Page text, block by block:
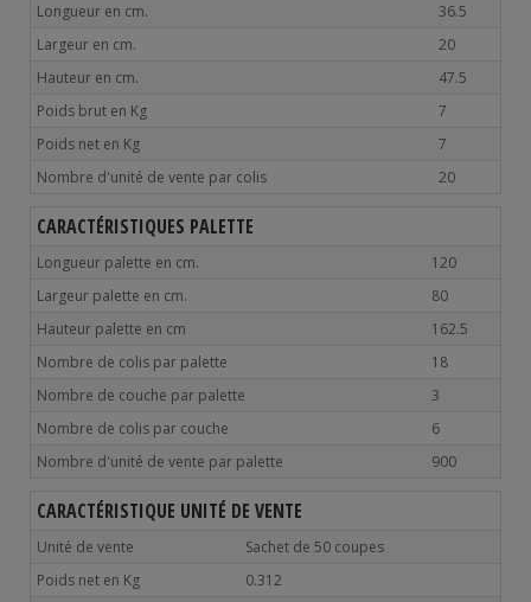
Longueur en cm.
36.5
Largeur en cm.
20
Hauteur en cm.
47.5
Poids brut en Kg
7
Poids net en Kg
7
Nombre d'unité de vente par colis
20
CARACTÉRISTIQUES PALETTE
Longueur palette en cm.
120
Largeur palette en cm.
80
Hauteur palette en cm
162.5
Nombre de colis par palette
18
Nombre de couche par palette
3
Nombre de colis par couche
6
Nombre d'unité de vente par palette
900
CARACTÉRISTIQUE UNITÉ DE VENTE
Unité de vente
Sachet de 50 coupes
Poids net en Kg
0.312